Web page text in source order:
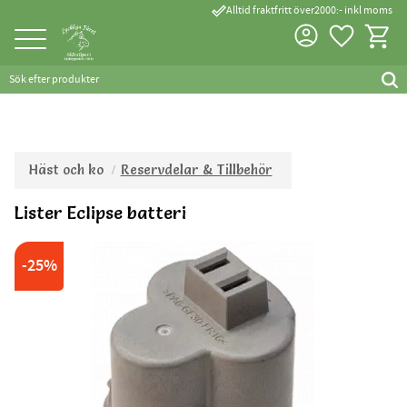
Meny
done_outlineAlltid fraktfritt över2000:- inkl moms
Favoriter
Häst och ko Reservdelar & Tillbehör
Lister Eclipse batteri
25%